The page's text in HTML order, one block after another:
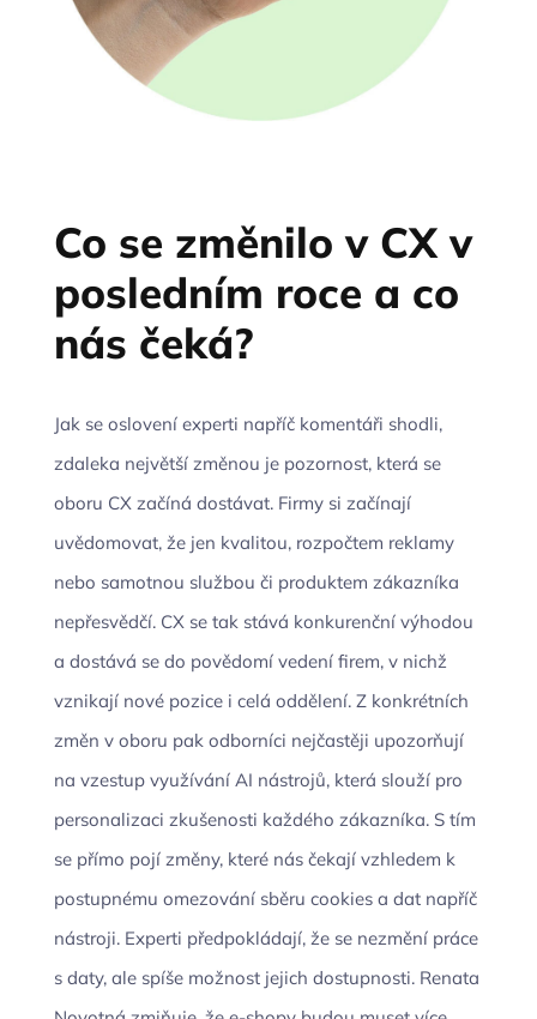
Co se změnilo v CX v
posledním roce a co
nás čeká?
Jak se oslovení experti napříč komentáři shodli,
zdaleka největší změnou je pozornost, která se
oboru CX začíná dostávat. Firmy si začínají
uvědomovat, že jen kvalitou, rozpočtem reklamy
nebo samotnou službou či produktem zákazníka
nepřesvědčí. CX se tak stává konkurenční výhodou
a dostává se do povědomí vedení firem, v nichž
vznikají nové pozice i celá oddělení. Z konkrétních
změn v oboru pak odborníci nejčastěji upozorňují
na vzestup využívání AI nástrojů, která slouží pro
personalizaci zkušenosti každého zákazníka. S tím
se přímo pojí změny, které nás čekají vzhledem k
postupnému omezování sběru cookies a dat napříč
nástroji. Experti předpokládají, že se nezmění práce
s daty, ale spíše možnost jejich dostupnosti. Renata